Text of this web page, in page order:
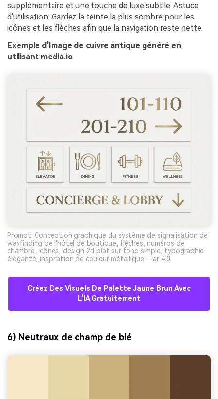
supplémentaire et une touche de luxe subtile. Astuce
d'utilisation: Gardez la teinte la plus sombre pour les
icônes et les flèches afin que la navigation reste nette.
Exemple d'Image de cuivre antique généré en
utilisant media.io
Prompt: Conception graphique du système de signalisation de
wayfinding de l'hôtel de boutique, flèches, numéros de
chambre, icônes, design 2d plat sur fond simple, typographie
élégante, inspiration de couleur métallique- -ar 4:3
Créez Des Visuels De Palette Jaune Brun Avec
L'IA Gratuitement
6) Neutraux de champ de blé